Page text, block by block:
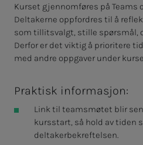
Kurset gjennomføres på Teams
Deltakerne oppfordres til å
som tillitsvalgt, stille spørsmål,
Derfor er det viktig å prioritere
med andre oppgaver under
Praktisk informasjon:
Link til teamsmøtet blir
kursstart, så hold av tiden
deltakerbekreftelsen.